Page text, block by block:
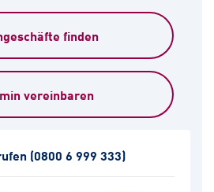
finden
vereinbaren
(0800 6 999 333)